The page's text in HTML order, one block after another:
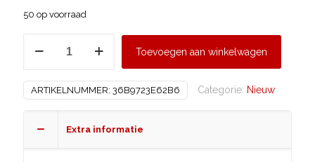
50 op voorraad
ALL-
221
Toevoegen aan winkelwagen
ARTIKELNUMMER: 36B9723E62B6 Categorie: Nieuw
Extra informatie